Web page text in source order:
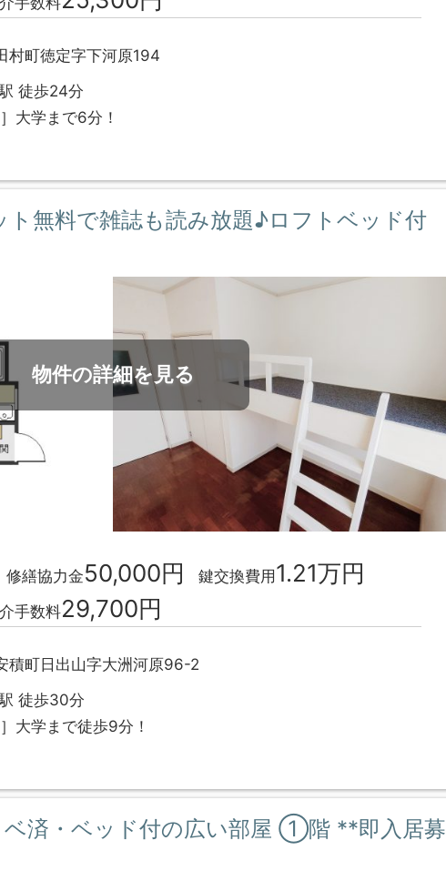
村町徳定字下河原194
徒歩24分
大学まで6分！
ト無料で雑誌も読み放題♪ロフトベッド付
物件の詳細を見る
修繕協力金50,000円 鍵交換費用1.21万円
手数料29,700円
積町日出山字大洲河原96-2
徒歩30分
大学まで徒歩9分！
ベ済・ベッド付の広い部屋 ①階 **即入居募